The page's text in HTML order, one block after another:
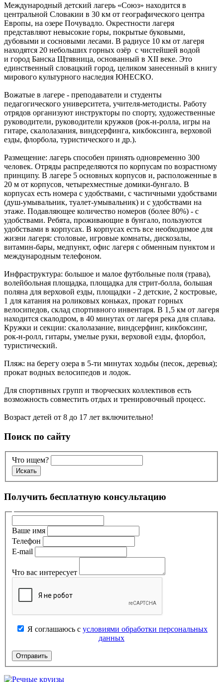
Международный детский лагерь «Союз» находится в
центральной Словакии в 30 км от географического центра
Европы, на озере Почувадло. Окрестности лагеря
представляют невысокие горы, покрытые буковыми,
дубовыми и сосновыми лесами. В радиусе 10 км от лагеря
находятся 20 небольших горных озёр с чистейшей водой
и город Банска Щтявница, основанный в XII веке. Это
единственный словацкий город, целиком занесенный в книгу
мирового культурного наследия ЮНЕСКО.
Вожатые в лагере - преподаватели и студенты
педагогического университета, учителя-методисты. Работу
отрядов организуют инструкторы по спорту, художественные
руководители, руководители кружков (рок-н-ролла, игры на
гитаре, скалолазания, виндсерфинга, кикбоксинга, верховой
езды, флорбола, туристического и др.).
Размещение: лагерь способен принять одновременно 300
человек. Отряды распределяются по корпусам по возрастному
принципу. В лагере 5 основных корпусов и, расположенные в
20 м от корпусов, четырехместные домики-бунгало. В
корпусах есть номера с удобствами, с частичными удобствами
(душ-умывальник, туалет-умывальник) и с удобствами на
этаже. Подавляющее количество номеров (более 80%) - с
удобствами. Ребята, проживающие в бунгало, пользуются
удобствами в корпусах. В корпусах есть все необходимое для
жизни лагеря: столовые, игровые комнаты, дискозалы,
витамин-бары, медпункт, офис лагеря с обменным пунктом и
международным телефоном.
Инфраструктура: большое и малое футбольные поля (трава),
волейбольная площадка, площадка для стрит-болла, большая
поляна для верховой езды, площадки - 2 детские, 2 костровые,
1 для катания на роликовых коньках, прокат горных
велосипедов, склад спортивного инвентаря. В 1,5 км от лагеря
находится скалодром, в 40 минутах от лагеря река для сплава.
Кружки и секции: скалолазание, виндсерфинг, кикбоксинг,
рок-н-ролл, гитары, умелые руки, верховой езды, флорбол,
туристический.
Пляж: на берегу озера в 5-ти минутах ходьбы (песок, деревья);
прокат водных велосипедов и лодок.
Для спортивных групп и творческих коллективов есть
возможность совместить отдых и тренировочный процесс.
Возраст детей от 8 до 17 лет включительно!
Поиск по сайту
Что ищем?
Получить бесплатную консультацию
Ваше имя
Телефон
E-mail
Что вас интересует
Я соглашаюсь с условиями обработки персональных
данных